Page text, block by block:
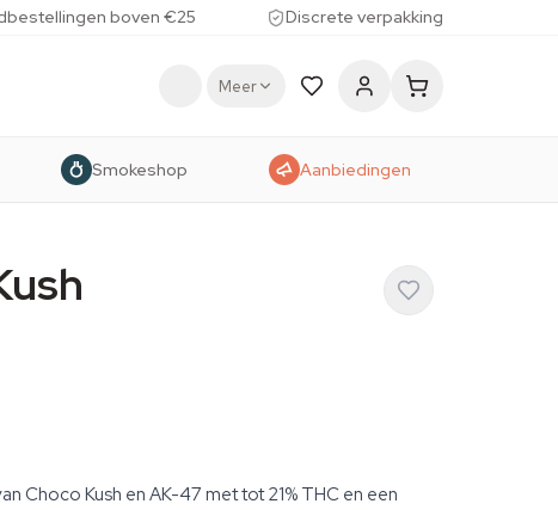
boven €25 Discrete verpakking
Meer
Smokeshop Aanbiedingen
Choco Kush en AK-47 met tot 21% THC en een